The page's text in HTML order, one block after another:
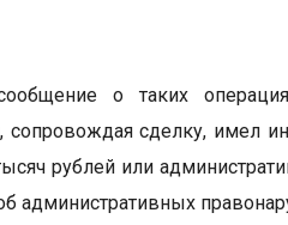
о таких
сопровождая сделку, имел
рублей или
административных